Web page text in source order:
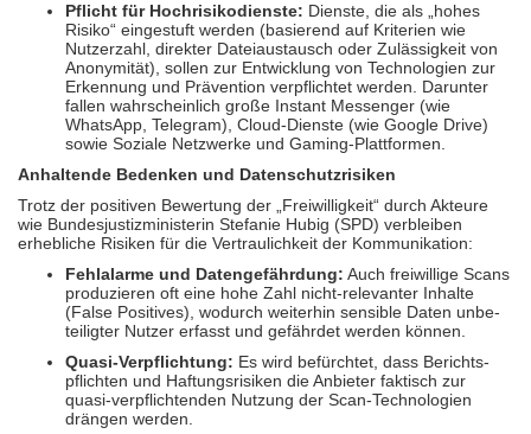
Pflicht für Hochrisikodienste: Dienste, die als „hohes
Risiko“ eingestuft werden (basierend auf Kriterien wie
Nutzer­zahl, direkter Datei­aus­tausch oder Zu­lässig­keit von
Ano­nymi­tät), sollen zur Ent­wick­lung von Techno­logien zur
Er­kennung und Präven­tion ver­pflichtet werden. Darunter
fallen wahr­schein­lich große Instant Messenger (wie
WhatsApp, Telegram), Cloud-Dienste (wie Google Drive)
sowie Soziale Netz­werke und Gaming-Plattformen.
Anhaltende Bedenken und Datenschutz­risiken
Trotz der positiven Bewertung der „Freiwilligkeit“ durch Akteure
wie Bundes­justiz­ministerin Stefanie Hubig (SPD) verbleiben
erhebliche Risiken für die Vertrau­lich­keit der Kommu­ni­kation:
Fehlalarme und Daten­gefährdung: Auch freiwillige Scans
produ­zieren oft eine hohe Zahl nicht-relevanter Inhalte
(False Positives), wodurch weiterhin sensible Daten unbe­
teilig­ter Nutzer erfasst und gefährdet werden können.
Quasi-Verpflichtung: Es wird befürchtet, dass Berichts­
pflichten und Haftungs­risiken die Anbieter faktisch zur
quasi-verpflich­ten­den Nutzung der Scan-Techno­logien
drängen werden.